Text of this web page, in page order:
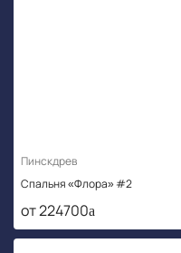
Пинскдрев
Спальня «Флора» #2
от 224700